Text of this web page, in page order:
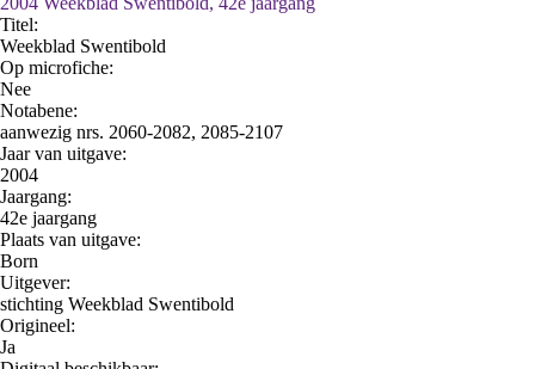
Titel:
Weekblad Swentibold
Op microfiche:
Nee
Notabene:
aanwezig nrs. 2060-2082, 2085-2107
Jaar van uitgave:
2004
Jaargang:
42e jaargang
Plaats van uitgave:
Born
Uitgever:
stichting Weekblad Swentibold
Origineel:
Ja